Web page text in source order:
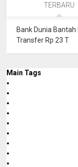
TERBARU
Bank Dunia
Transfer Rp 23 T
Main Tags